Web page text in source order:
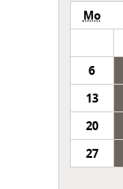
Mo
6
13
20
27